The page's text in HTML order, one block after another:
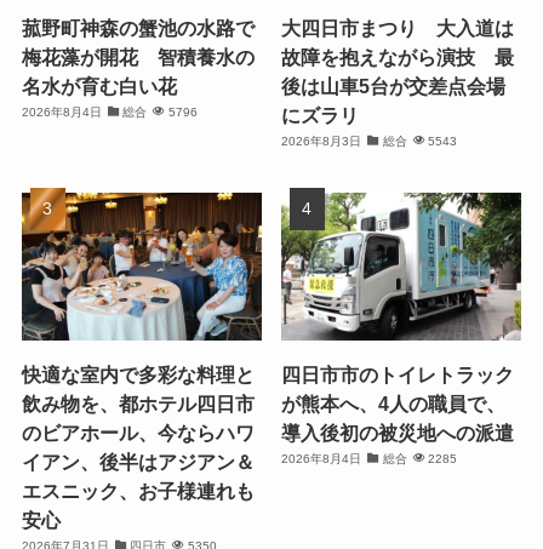
菰野町神森の蟹池の水路で
梅花藻が開花 智積養水の
名水が育む白い花
2026年8月4日 総合 5796
大四日市まつり 大入道は
故障を抱えながら演技 最
後は山車5台が交差点会場
にズラリ
2026年8月3日 総合 5543
快適な室内で多彩な料理と
飲み物を、都ホテル四日市
のビアホール、今ならハワ
イアン、後半はアジアン＆
エスニック、お子様連れも
安心
四日市市のトイレトラック
が熊本へ、4人の職員で、
導入後初の被災地への派遣
2026年8月4日 総合 2285